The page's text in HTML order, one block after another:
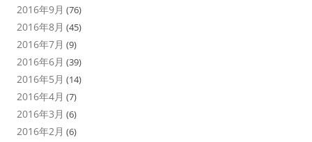
2016年9月 (76)
2016年8月 (45)
2016年7月 (9)
2016年6月 (39)
2016年5月 (14)
2016年4月 (7)
2016年3月 (6)
2016年2月 (6)